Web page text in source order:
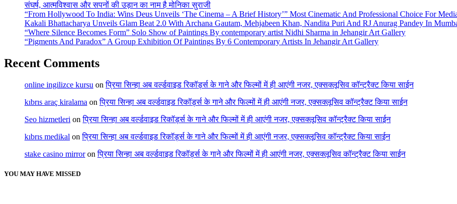
संघर्ष, आत्मविश्वास और सपनों की उड़ान का नाम है मोनिका सुराजी
“From Hollywood To India: Wins Deus Unveils ‘The Cinema – A Brief History’” Most Cinematic And Professional Choice For
Kakali Bhattacharya Unveils Glam Beat 2.0 With Archana Gautam, Mehjabeen Khan, Nandita Puri And RJ Anurag Pandey In
“Where Silence Becomes Form” Solo Show of Paintings By contemporary artist Nidhi Sharma in Jehangir Art Gallery
“Pigments And Paradox” A Group Exhibition Of Paintings By 6 Contemporary Artists In Jehangir Art Gallery
Recent Comments
online ingilizce kursu onप्रिया सिन्हा अब वर्ल्डवाइड रिकॉर्ड्स के गाने और फिल्मों में ही आएंगी नजर, एक्सक्लूसिव कॉन्ट्रैक्ट किया साईन
kıbrıs araç kiralama onप्रिया सिन्हा अब वर्ल्डवाइड रिकॉर्ड्स के गाने और फिल्मों में ही आएंगी नजर, एक्सक्लूसिव कॉन्ट्रैक्ट किया साईन
Seo hizmetleri onप्रिया सिन्हा अब वर्ल्डवाइड रिकॉर्ड्स के गाने और फिल्मों में ही आएंगी नजर, एक्सक्लूसिव कॉन्ट्रैक्ट किया साईन
kıbrıs medikal onप्रिया सिन्हा अब वर्ल्डवाइड रिकॉर्ड्स के गाने और फिल्मों में ही आएंगी नजर, एक्सक्लूसिव कॉन्ट्रैक्ट किया साईन
stake casino mirroronप्रिया सिन्हा अब वर्ल्डवाइड रिकॉर्ड्स के गाने और फिल्मों में ही आएंगी नजर, एक्सक्लूसिव कॉन्ट्रैक्ट किया साईन
YOU MAY HAVE MISSED